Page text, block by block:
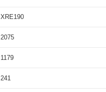
XRE190
2075
1179
241